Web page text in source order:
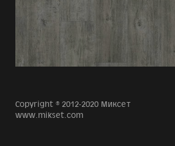
Copyright © 2012-2020 Миксет
www.mikset.com